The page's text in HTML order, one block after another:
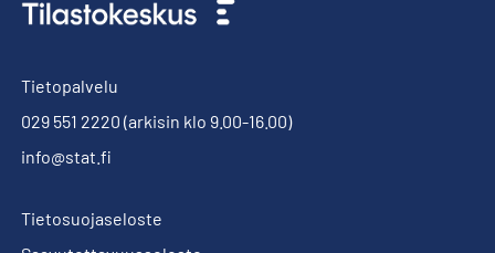
Tietopalvelu
029 551 2220 (arkisin klo 9.00-16.00)
info@stat.fi
Tietosuojaseloste